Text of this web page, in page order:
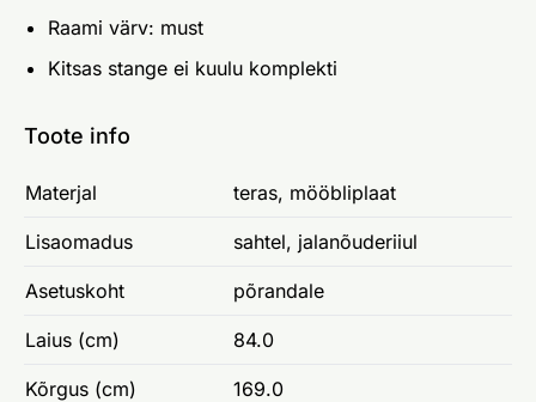
Raami värv: must
Kitsas stange ei kuulu komplekti
Toote info
Materjal teras, mööbliplaat
Lisaomadus sahtel, jalanõuderiiul
Asetuskoht põrandale
Laius (cm) 84.0
Kõrgus (cm) 169.0